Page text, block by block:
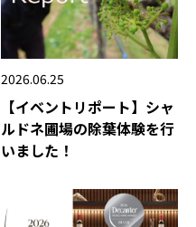
2026.06.25
【イベントリポート】シャ
ルドネ圃場の除葉体験を行
いました！